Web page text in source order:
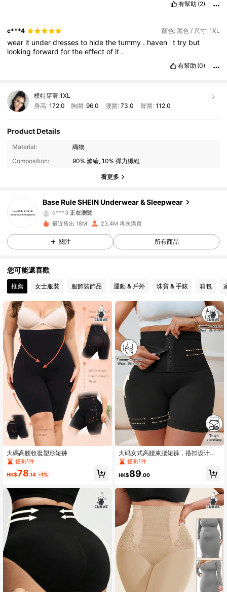
有幫助 (2)
c***4 顏色: 黑色 / 尺寸: 1XL
wear it underdressesto hidethetummy . haven 'ttry but
lookingforwardfortheeffectof it .
有幫助 (0)
模特穿著:1XL
身高: 172.0 胸圍:96.0 腰圍: 73.0 臀圍: 112.0
Product Details
Material:
織物
Composition:
90% 滌綸, 10% 彈力纖維
看更多
Base Rule SHEIN Underwear & Sleepwear
1.1M 追蹤者
d***3 正在瀏覽
4.93
1.1M 追蹤者
4.93 1.1M 追蹤者
4.93
4.93 1.1M 追蹤者
4.93 1.1M 追蹤者
1.1M 追蹤者
4.93 1.1M 追蹤者
最近售出 18M 23.4M 再次購買
關注 所有商品
您可能還喜歡
推薦 女士服裝 服飾裝飾品 運動 & 戶外 珠寶 & 手錶 箱包
大碼高腰收復塑形短褲
僅剩1件
HK$78.14 -1%
大码女式高腰束腰短裤，搭扣设计，
收腹塑形，收腰提臀，修饰腿部线条
僅剩1件
HK$89.00